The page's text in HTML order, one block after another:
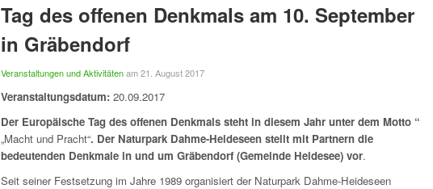
Tag des offenen Denkmals am 10. September
in Gräbendorf
Veranstaltungen und Aktivitätenam 21. August 2017
Veranstaltungsdatum: 20.09.2017
Der Europäische Tag des offenen Denkmals steht in diesem Jahr unter dem Motto “
„Macht und Pracht“. Der Naturpark Dahme-Heideseen stellt mit Partnern die
bedeutenden Denkmale in und um Gräbendorf (Gemeinde Heidesee) vor.
Seit seiner Festsetzung im Jahre 1989 organisiert der Naturpark Dahme-Heideseen